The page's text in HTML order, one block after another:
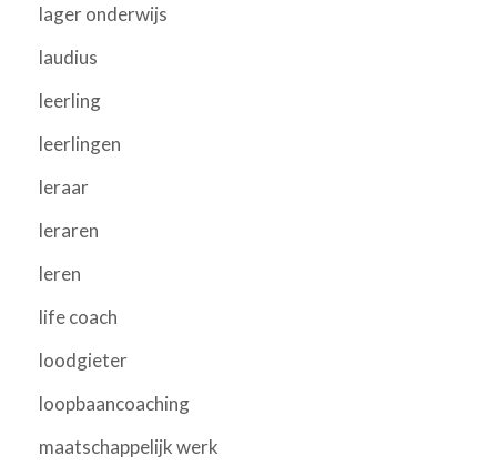
lager onderwijs
laudius
leerling
leerlingen
leraar
leraren
leren
life coach
loodgieter
loopbaancoaching
maatschappelijk werk